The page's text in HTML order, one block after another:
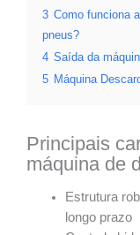
3 Como funciona
pneus?
4 Saída da
5 Máquina
Principais
máquina de
Estrutura
longo prazo